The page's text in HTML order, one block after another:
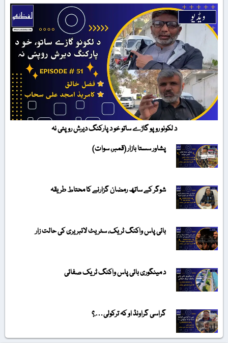
د لکونو روپو گاڑے ساتو خو د پارکنگ دیرش روپئی نہ
پشاور سستا بازار (قمبر، سوات)
شوگر کے ساتھ رمضان گزارنے کا محتاط طریقہ
بائی پاس واکنگ ٹریک، سٹریٹ لائبریری کی حالت زار
د مینگوری بائی پاس واکنگ ٹریک صفائی
گراسی گراونڈ او کہ ترکولی….؟